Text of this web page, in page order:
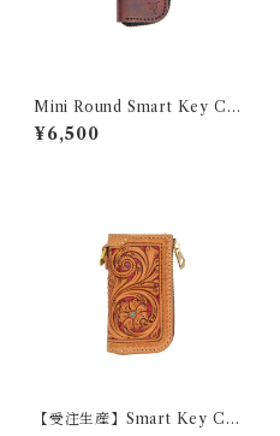
Mini Round Smart Key Cas
e ANTIQUE
¥6,500
【受注生産】Smart Key Cas